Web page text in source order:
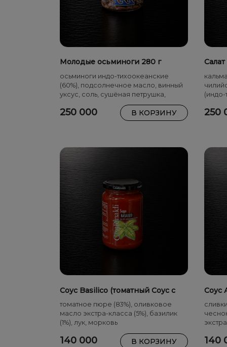
Молодые осьминоги 280 г
осьминоги индо-тихоокеанские
(60%), подсолнечное масло, винный
уксус, соль, сушёная петрушка,
чеснок, лимонная кислота (E330)
250 000 В КОРЗИНУ
(индо-
соль,
250
Соус Basilico (томатный Соус с
базиликом) 350 г
томатное пюре (83%), оливковое
масло экстра-класса (5%), базилик
(1%), лук, морковь
140 000 В КОРЗИНУ
Соус
140